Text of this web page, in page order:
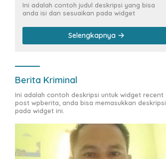
Ini adalah contoh judul deskripsi yang bisa
anda isi dan sesuaikan pada widget
Selengkapnya
Berita Kriminal
Ini adalah contoh deskripsi untuk widget recent
post wpberita, anda bisa memasukkan deskripsi
pada widget ini.